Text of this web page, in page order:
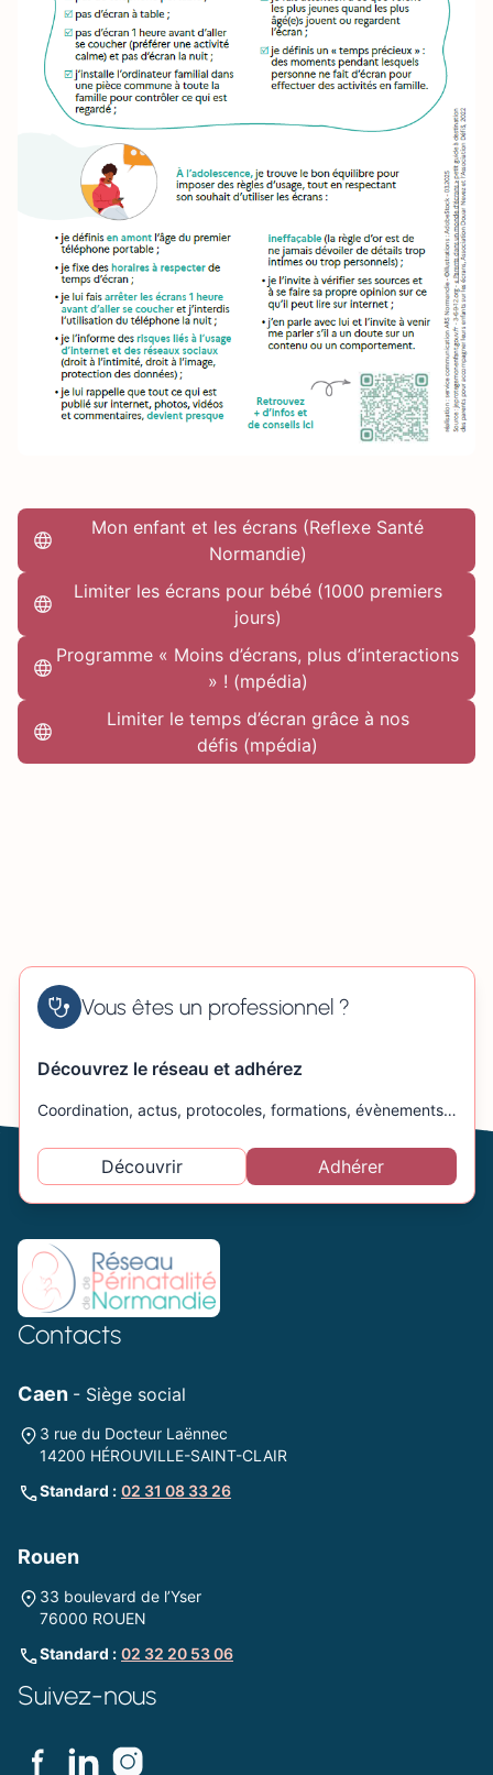
Mon enfant et les écrans (Reflexe Santé
Normandie)
Limiter les écrans pour bébé (1000 premiers
jours)
Programme « Moins d’écrans, plus d’interactions
» ! (mpédia)
Limiter le temps d’écran grâce à nos
défis (mpédia)
Vous êtes un professionnel ?
Découvrez le réseau et adhérez
Coordination, actus, protocoles, formations, évènements…
Découvrir Adhérer
Contacts
Caen - Siège social
3 rue du Docteur Laënnec
14200 HÉROUVILLE-SAINT-CLAIR
Standard : 02 31 08 33 26
Rouen
33 boulevard de l’Yser
76000 ROUEN
Standard : 02 32 20 53 06
Suivez-nous